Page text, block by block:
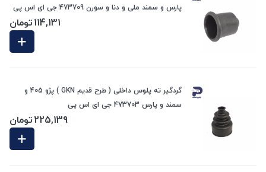
پارس و سمند ملی و دنا و سورن 473709 جی ای اس پی
114,131تومان
گردگیر ته پلوس داخلی ( طرح قدیم GKN ) پژو 405 و
سمند و پارس 473703 جی ای اس پی
225,139تومان